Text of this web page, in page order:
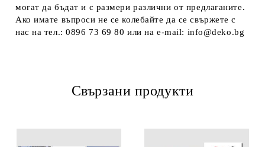
могат да бъдат и с размери различни от предлаганите.
Ако имате въпроси не се колебайте да се свържете с
нас на тел.: 0896 73 69 80 или на e-mail: info@deko.bg
Свързани продукти